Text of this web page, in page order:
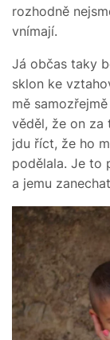
rozhodně
vnímají.
Já občas taky
sklon ke
mě
věděl, že on za
jdu říct, že ho
podělala. Je to
a jemu